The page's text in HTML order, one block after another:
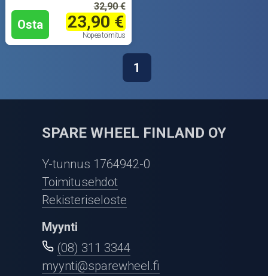
Osta
32,90 €
23,90 €
Nopea toimitus
1
SPARE WHEEL FINLAND OY
Y-tunnus 1764942-0
Toimitusehdot
Rekisteriseloste
Myynti
(08) 311 3344
myynti@sparewheel.fi